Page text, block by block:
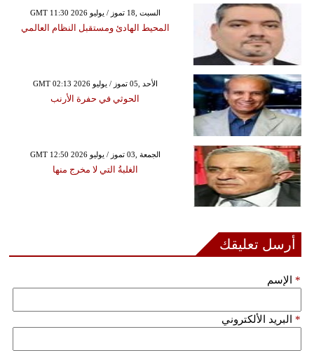
GMT 11:30 2026 السبت ,18 تموز / يوليو
المحيط الهادئ ومستقبل النظام العالمي
GMT 02:13 2026 الأحد ,05 تموز / يوليو
الحوثي في حفرة الأرنب
GMT 12:50 2026 الجمعة ,03 تموز / يوليو
الغلبةُ التي لا مخرج منها
أرسل تعليقك
الإسم *
البريد الألكتروني *